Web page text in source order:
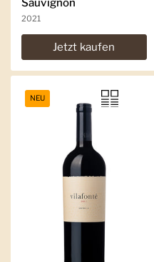
Sauvignon
2021
Jetzt kaufen
NEU